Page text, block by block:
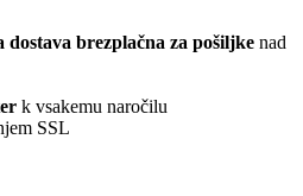
brezplačna za pošiljke nad
k vsakemu naročilu
SSL